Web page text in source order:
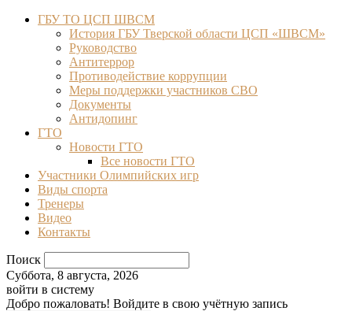
ГБУ ТО ЦСП ШВСМ
История ГБУ Тверской области ЦСП «ШВСМ»
Руководство
Антитеррор
Противодействие коррупции
Меры поддержки участников СВО
Документы
Антидопинг
ГТО
Новости ГТО
Все новости ГТО
Участники Олимпийских игр
Виды спорта
Тренеры
Видео
Контакты
Поиск
Суббота, 8 августа, 2026
войти в систему
Добро пожаловать! Войдите в свою учётную запись